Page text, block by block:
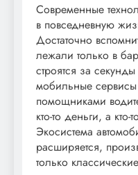
Современные
в повседневную
Достаточно
лежали только в
строятся за
мобильные сервисы
помощниками
кто-то деньги, а
Экосистема
расширяется,
только